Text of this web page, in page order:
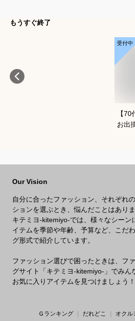
もうすぐ終了
受付中
【
お出
Our Vision
自分に合ったファッション、それぞれ
ションを選ぶとき、悩んだことはあり
キテミヨ-kitemiyo-では、様々なシーン
イテムを季節や年齢、予算など、こだ
グ形式で紹介しています。
ファッション選びで困ったときは、フ
グサイト「キテミヨ-kitemiyo-」でみん
お気に入りアイテムを見つけましょう！
Ｇランキング だれどこ オクル